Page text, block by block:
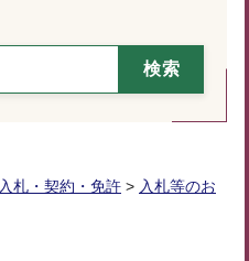
入札・契約・免許 > 入札等のお